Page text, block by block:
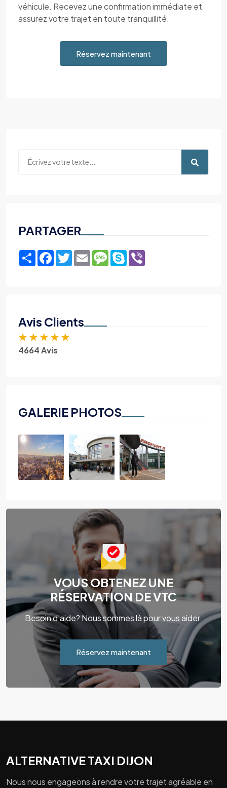
véhicule. Recevez une confirmation immédiate et
assurez votre trajet en toute tranquillité.
Réservez maintenant
PARTAGER
ShareFacebook
TwitterEmailMessage
Skype
Avis Clients
★ ★ ★ ★ ★
4664 Avis
GALERIE PHOTOS
VOUS OBTENEZ UNE
RÉSERVATION DE VTC
Besoin d'aide? Nous sommes là pour vous aider.
Réservez maintenant
ALTERNATIVE TAXI DIJON
Nous nous engageons à rendre votre trajet agréable en